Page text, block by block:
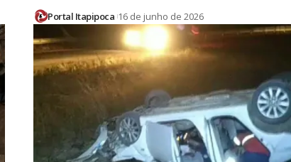
Portal Itapipoca 16 de junho de 2026